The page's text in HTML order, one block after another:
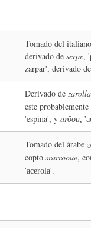
Tomado del
derivado deserpe,
zarpar', derivado
Derivado de
este
'espina', yarōou,
Tomado del árabe
coptosrarrooue,
'acerola'.